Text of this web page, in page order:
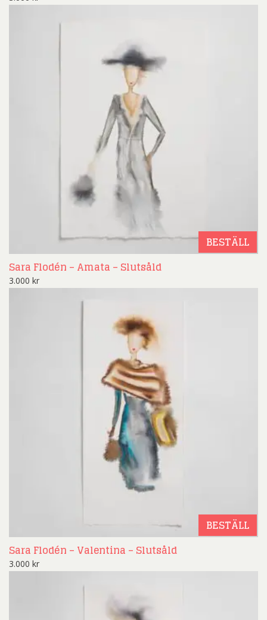
BESTÄLL
Sara Flodén – Amata – Slutsåld
3.000 kr
BESTÄLL
Sara Flodén – Valentina – Slutsåld
3.000 kr